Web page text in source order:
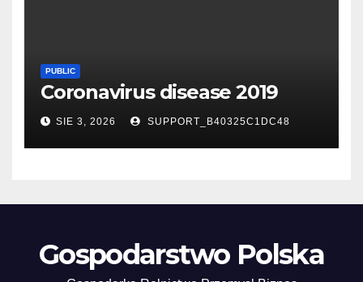
PUBLIC
Coronavirus disease 2019
SIE 3, 2026 SUPPORT_B40325C1DC48
Gospodarstwo Polska